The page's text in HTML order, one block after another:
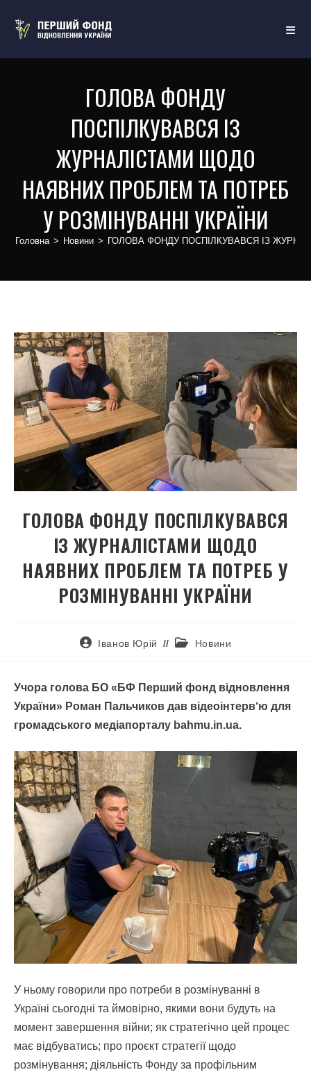
ГОЛОВА ФОНДУ
ПОСПІЛКУВАВСЯ ІЗ
ЖУРНАЛІСТАМИ ЩОДО
НАЯВНИХ ПРОБЛЕМ ТА ПОТРЕБ
У РОЗМІНУВАННІ УКРАЇНИ
Головна > Новини > ГОЛОВА ФОНДУ ПОСПІЛКУВАВСЯ ІЗ
ГОЛОВА ФОНДУ ПОСПІЛКУВАВСЯ
ІЗ ЖУРНАЛІСТАМИ ЩОДО
НАЯВНИХ ПРОБЛЕМ ТА ПОТРЕБ У
РОЗМІНУВАННІ УКРАЇНИ
Іванов Юрій Новини
Учора голова БО «БФ Перший фонд відновлення
України» Роман Пальчиков дав відеоінтерв‘ю для
громадського медіапорталу bahmu.in.ua.
У ньому говорили про потреби в розмінуванні в
Україні сьогодні та ймовірно, якими вони будуть на
момент завершення війни; як стратегічно цей процес
має відбуватись; про проєкт стратегії щодо
розмінування; діяльність Фонду за профільним